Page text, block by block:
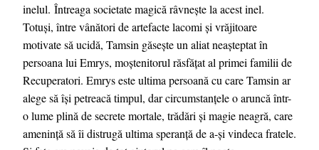
inelul. Întreaga societate magică râvnește la acest inel.
Totuși, între vânători de artefacte lacomi și vrăjitoare
motivate să ucidă, Tamsin găsește un aliat neașteptat în
persoana lui Emrys, moștenitorul răsfățat al primei familii de
Recuperatori. Emrys este ultima persoană cu care Tamsin ar
alege să își petreacă timpul, dar circumstanțele o aruncă într-
o lume plină de secrete mortale, trădări și magie neagră, care
amenință să îi distrugă ultima speranță de a-și vindeca fratele.